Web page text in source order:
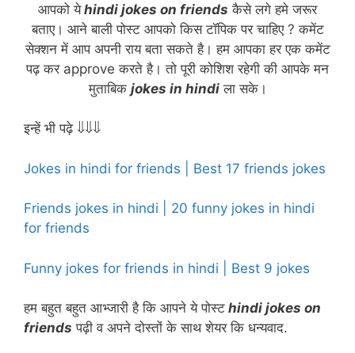
आपको येhindi jokes on friends कैसे लगे हमे जरूर
बताए। आने बाली पोस्ट आपको किस टॉपिक पर चाहिए ? कमेंट
सेक्शन में आप अपनी राय बता सकते है। हम आपका हर एक कमेंट
पढ़ कर approve करते है। तो पूरी कोशिश रहेगी की आपके मन
मुताबिक jokes in hindiला सके।
इन्हें भी पढ़े ⇓⇓⇓
Jokes in hindi for friends | Best 17 friends jokes
Friends jokes in hindi | 20 funny jokes in hindi
for friends
Funny jokes for friends in hindi | Best 9 jokes
हम बहुत बहुत आभ्जारी है कि आपने ये पोस्ट hindi jokes on
friends पढ़ी व अपने दोस्तों के साथ शेयर कि धन्यवाद.